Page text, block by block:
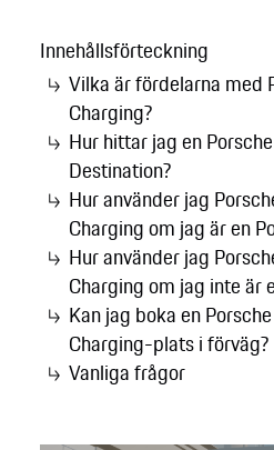
Innehållsförteckning
Vilka är fördelarna med
Charging?
Hur hittar jag en
Destination?
Hur använder jag
Charging om jag är en
Hur använder jag
Charging om jag inte är
Kan jag boka en
Charging-plats i förväg?
Vanliga frågor